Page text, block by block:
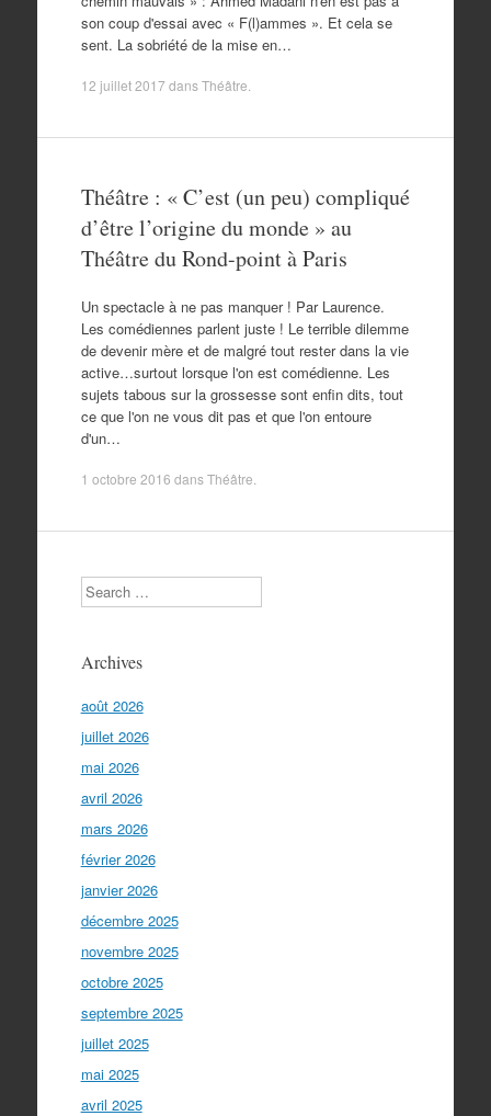
son coup d'essai avec « F(l)ammes ». Et cela se
sent. La sobriété de la mise en…
12 juillet 2017 dansThéâtre
Théâtre : « C’est (un peu) compliqué
d’être l’origine du monde » au
Théâtre du Rond-point à Paris
Un spectacle à ne pas manquer ! Par Laurence.
Les comédiennes parlent juste ! Le terrible dilemme
de devenir mère et de malgré tout rester dans la vie
active…surtout lorsque l'on est comédienne. Les
sujets tabous sur la grossesse sont enfin dits, tout
ce que l'on ne vous dit pas et que l'on entoure
d'un…
1 octobre 2016 dansThéâtre
Search
Archives
août 2026
juillet 2026
mai 2026
avril 2026
mars 2026
février 2026
janvier 2026
décembre 2025
novembre 2025
octobre 2025
septembre 2025
juillet 2025
mai 2025
avril 2025